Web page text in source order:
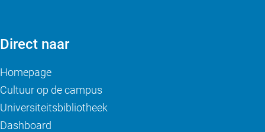
Direct naar
Homepage
Cultuur op de campus
Universiteitsbibliotheek
Dashboard